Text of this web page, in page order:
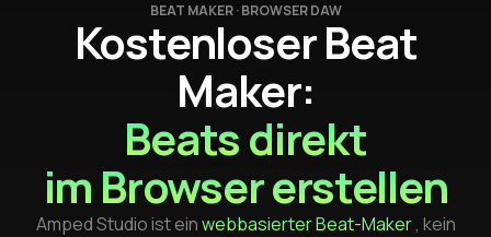
BEAT MAKER · BROWSER DAW
Kostenloser Beat
Maker:
Beats direkt
im Browser erstellen
Amped Studio ist einwebbasierter Beat-Maker, kein